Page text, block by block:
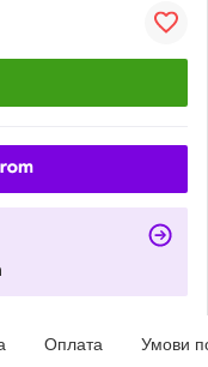
Оплата Умови